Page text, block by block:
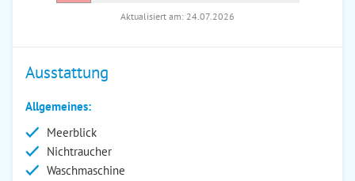
Aktualisiert am: 24.07.2026
Ausstattung
Allgemeines:
Meerblick
Nichtraucher
Waschmaschine